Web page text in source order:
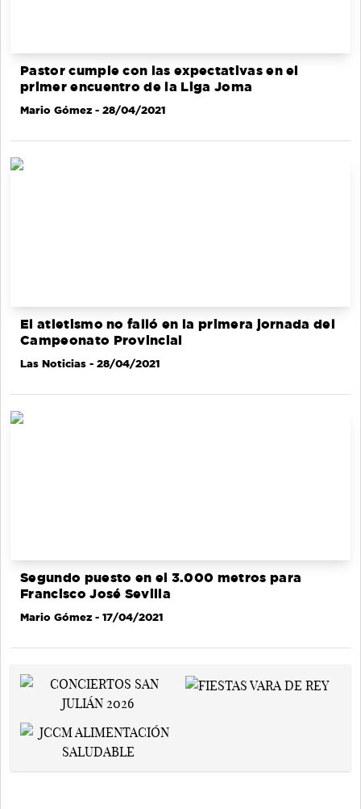
Pastor cumple con las expectativas en el
primer encuentro de la Liga Joma
Mario Gómez - 28/04/2021
El atletismo no falló en la primera jornada del
Campeonato Provincial
Las Noticias - 28/04/2021
Segundo puesto en el 3.000 metros para
Francisco José Sevilla
Mario Gómez - 17/04/2021